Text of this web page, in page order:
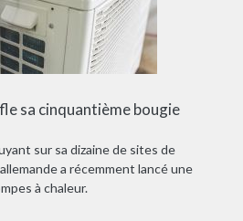
sa cinquantième bougie
sur sa dizaine de sites de
a récemment lancé une
à chaleur.